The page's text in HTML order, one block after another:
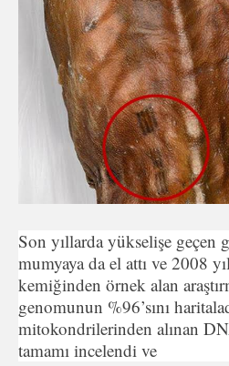
Son yıllarda yükselişe
mumyaya da el attı ve 2008
kemiğinden örnek alan
genomunun %96’sını
mitokondrilerinden alınan
tamamı incelendi ve